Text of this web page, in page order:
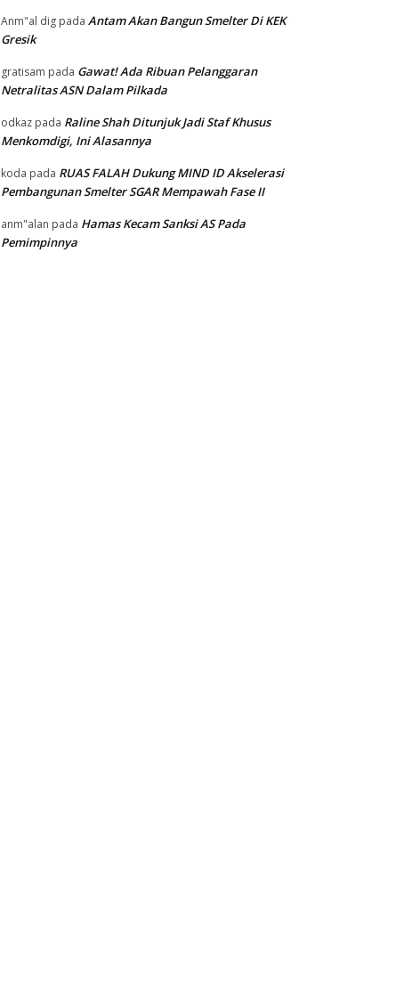
Anm"al dig pada Antam Akan Bangun Smelter Di KEK
Gresik
gratisam pada Gawat! Ada Ribuan Pelanggaran
Netralitas ASN Dalam Pilkada
odkaz pada Raline Shah Ditunjuk Jadi Staf Khusus
Menkomdigi, Ini Alasannya
koda pada RUAS FALAH Dukung MIND ID Akselerasi
Pembangunan Smelter SGAR Mempawah Fase II
anm"alan pada Hamas Kecam Sanksi AS Pada
Pemimpinnya